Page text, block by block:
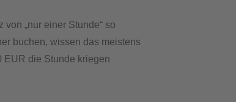
„nur einer Stunde“ so
buchen, wissen das meistens
EUR die Stunde kriegen